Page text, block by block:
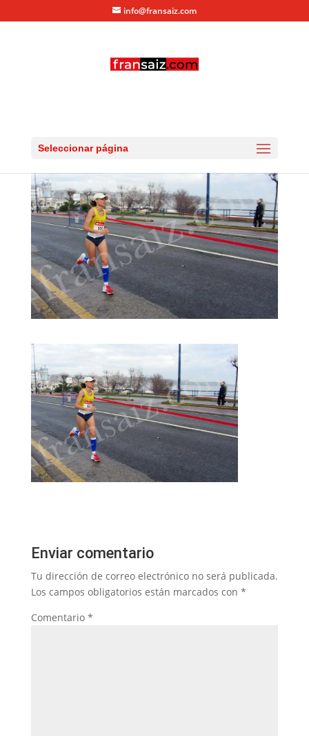
info@fransaiz.com
Seleccionar página
Enviar comentario
Tu dirección de correo electrónico no será publicada.
Los campos obligatorios están marcados con *
Comentario *